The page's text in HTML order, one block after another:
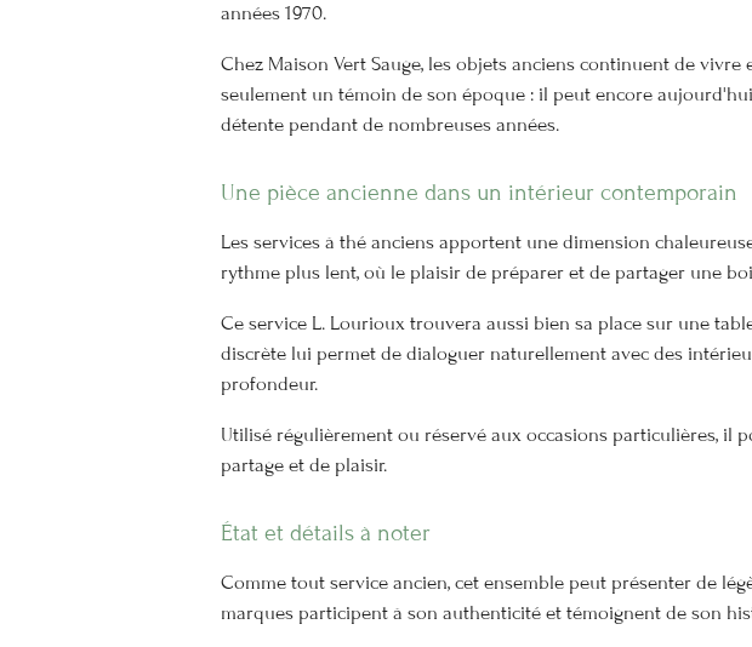
années 1970.
Chez Maison Vert Sauge, les objets anciens continuent de
seulement un témoin de son époque : il peut encore
détente pendant de nombreuses années.
Une pièce ancienne dans un intérieur contemporain
Les services à thé anciens apportent une dimension
rythme plus lent, où le plaisir de préparer et de partager une
Ce service L. Lourioux trouvera aussi bien sa place sur une
discrète lui permet de dialoguer naturellement avec des
profondeur.
Utilisé régulièrement ou réservé aux occasions particulières, il
partage et de plaisir.
État et détails à noter
Comme tout service ancien, cet ensemble peut présenter de
marques participent à son authenticité et témoignent de son